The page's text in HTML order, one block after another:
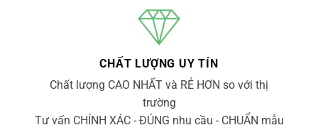
CHẤT LƯỢNG UY TÍN
Chất lượng CAO NHẤT và RẺ HƠN so với thị
trường
Tư vấn CHÍNH XÁC - ĐÚNG nhu cầu - CHUẨN mẫu